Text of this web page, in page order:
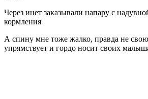
Через инет заказывали напару с
кормления
А спину мне тоже жалко, правда не
упрямствует и гордо носит своих